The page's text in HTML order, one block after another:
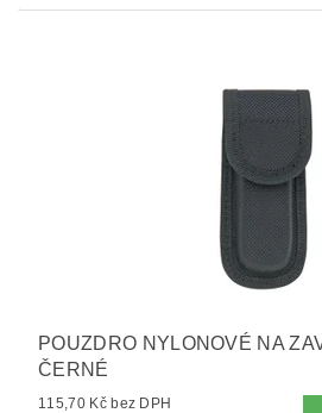
POUZDRO NYLONOVÉ NA
ČERNÉ
115,70 Kč bez DPH